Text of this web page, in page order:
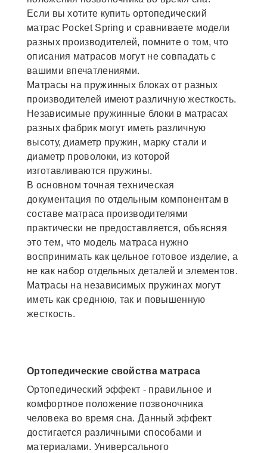
Если вы хотите купить ортопедический
матрас Pocket Spring и сравниваете модели
разных производителей, помните о том, что
описания матрасов могут не совпадать с
вашими впечатлениями.
Матрасы на пружинных блоках от разных
производителей имеют различную жесткость.
Независимые пружинные блоки в матрасах
разных фабрик могут иметь различную
высоту, диаметр пружин, марку стали и
диаметр проволоки, из которой
изготавливаются пружины.
В основном точная техническая
документация по отдельным компонентам в
составе матраса производителями
практически не предоставляется, объясняя
это тем, что модель матраса нужно
воспринимать как цельное готовое изделие, а
не как набор отдельных деталей и элементов.
Матрасы на независимых пружинах могут
иметь как среднюю, так и повышенную
жесткость.
Ортопедические свойства матраса
Ортопедический эффект - правильное и
комфортное положение позвоночника
человека во время сна. Данный эффект
достигается различными способами и
материалами. Универсального